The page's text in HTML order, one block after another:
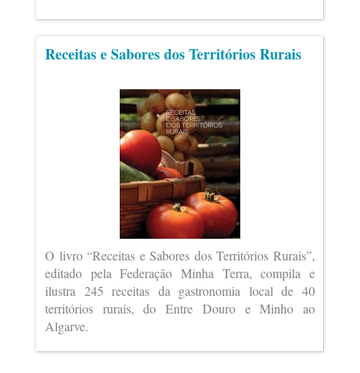
Receitas e Sabores dos Territórios Rurais
O livro “Receitas e Sabores dos Territórios Rurais”,
editado pela Federação Minha Terra, compila e
ilustra 245 receitas da gastronomia local de 40
territórios rurais, do Entre Douro e Minho ao
Algarve.